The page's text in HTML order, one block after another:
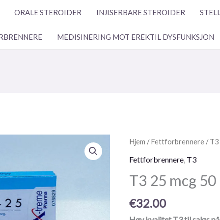
ORALE STEROIDER INJISERBARE STEROIDER
MEDISINERING MOT EREKTIL DYSFUNKSJON
Hjem /Fettforbrennere /T3
Fettforbrennere, T3
T3 25 mcg
€32.00
T3
antall